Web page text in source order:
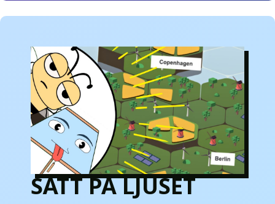
SÄTT PÅ LJUSET